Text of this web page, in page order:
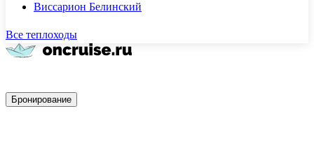
Виссарион Белинский
Все теплоходы
Бронирование